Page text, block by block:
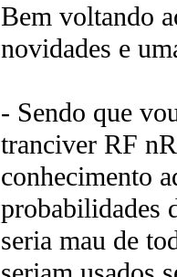
Bem voltando
novidades e
- Sendo que
tranciver RF
conhecimento
probabilidades
seria mau de